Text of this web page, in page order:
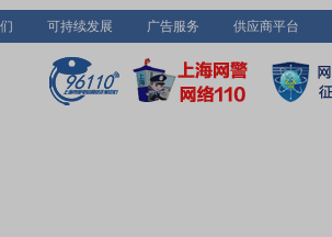
可持续发展 广告服务 供应商平台